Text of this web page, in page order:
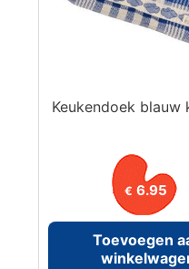
Keukendoek blauw
€ 6.95
Toevoegen